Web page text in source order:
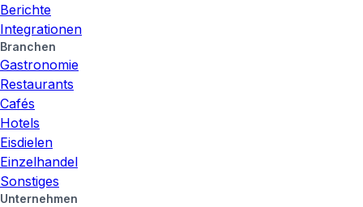
Berichte
Integrationen
Branchen
Gastronomie
Restaurants
Cafés
Hotels
Eisdielen
Einzelhandel
Sonstiges
Unternehmen